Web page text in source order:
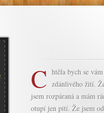
C htěla bych se
zdánlivého žití.
jsem rozpáraná a mám
otupí jen pití. Že jsem